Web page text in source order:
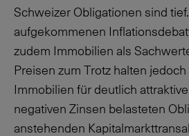
Schweizer Obligationen sind
aufgekommenen
zudem Immobilien als
Preisen zum Trotz halten
Immobilien für deutlich
negativen Zinsen belasteten
anstehenden